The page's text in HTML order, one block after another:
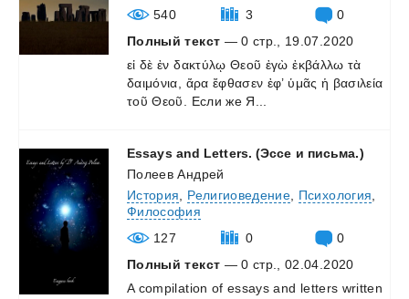
540
3
0
Полный текст — 0 стр., 19.07.2020
εἰ δὲ ἐν δακτύλῳ Θεοῦ ἐγὼ ἐκβάλλω τὰ
δαιμόνια,
ἄρα ἔφθασεν ἐφ’ ὑμᾶς ἡ βασιλεία
τοῦ Θεοῦ. Если же Я...
Essays and Letters. (Эссе и письма.)
Полеев Андрей
История
Религиоведение Психология
Философия
127
0
0
Полный текст — 0 стр., 02.04.2020
A compilation of essays and letters written